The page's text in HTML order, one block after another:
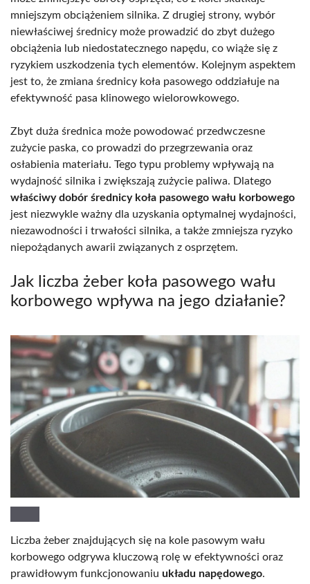
mniejszym obciążeniem silnika. Z drugiej strony, wybór
niewłaściwej średnicy może prowadzić do zbyt dużego
obciążenia lub niedostatecznego napędu, co wiąże się z
ryzykiem uszkodzenia tych elementów. Kolejnym aspektem
jest to, że zmiana średnicy koła pasowego oddziałuje na
efektywność pasa klinowego wielorowkowego.
Zbyt duża średnica może powodować przedwczesne
zużycie paska, co prowadzi do przegrzewania oraz
osłabienia materiału. Tego typu problemy wpływają na
wydajność silnika i zwiększają zużycie paliwa. Dlatego
właściwy dobór średnicy koła pasowego wału korbowego
jest niezwykle ważny dla uzyskania optymalnej wydajności,
niezawodności i trwałości silnika, a także zmniejsza ryzyko
niepożądanych awarii związanych z osprzętem.
Jak liczba żeber koła pasowego wału
korbowego wpływa na jego działanie?
Liczba żeber znajdujących się na kole pasowym wału
korbowego odgrywa kluczową rolę w efektywności oraz
prawidłowym funkcjonowaniu układu napędowego.